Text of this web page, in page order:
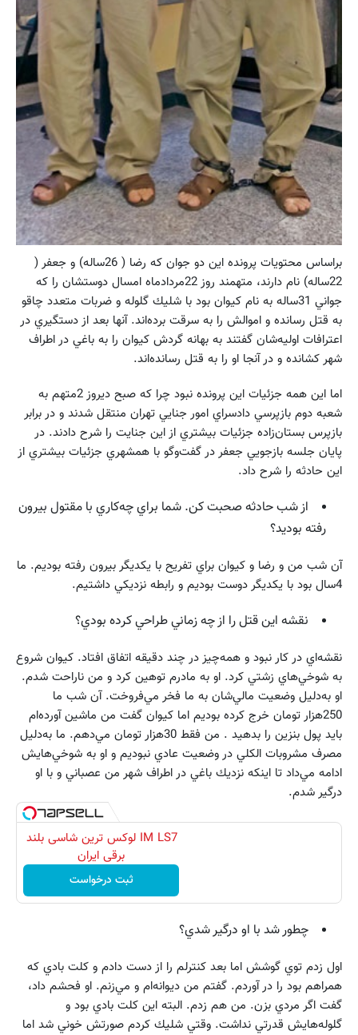
براساس محتويات پرونده اين دو جوان كه رضا ( 26ساله) و جعفر (
22ساله) نام دارند، متهمند روز 22مرداد‌ماه امسال دوستشان را كه
جواني 31ساله به نام كيوان بود با شليك گلوله و ضربات متعدد چاقو
به قتل رسانده و اموالش را به سرقت برده‌اند. آنها بعد از دستگيري در
اعترافات اوليه‌شان گفتند به بهانه گردش كيوان را به باغي در اطراف
شهر كشانده و در آنجا او را به قتل رسانده‌اند.
اما اين همه جزئيات اين پرونده نبود چرا كه صبح ديروز 2متهم به
شعبه دوم بازپرسي دادسراي امور جنايي تهران منتقل شدند و در برابر
بازپرس بستان‌زاده جزئيات بيشتري از اين جنايت را شرح دادند. در
پايان جلسه بازجويي جعفر در گفت‌وگو با همشهري جزئيات بيشتري از
اين حادثه را شرح داد.
از شب حادثه صحبت كن. شما براي چه‌كاري با مقتول بيرون
رفته بوديد؟
آن شب من و رضا و كيوان براي تفريح با يكديگر بيرون رفته بوديم. ما
4سال بود با يكديگر دوست بوديم و رابطه نزديكي داشتيم.
نقشه اين قتل را از چه زماني طراحي كرده بودي؟
نقشه‌اي در كار نبود و همه‌‌چيز در چند دقيقه اتفاق افتاد. كيوان شروع
به شوخي‌هاي زشتي كرد. او به مادرم توهين كرد و من ناراحت شدم.
او به‌دليل وضعيت مالي‌شان به ما فخر مي‌فروخت. آن شب ما
250هزار تومان خرج كرده بوديم اما كيوان گفت من ماشين آورده‌ام
بايد پول بنزين را بدهيد . من فقط 30هزار تومان ‌مي‌دهم. ما به‌دليل
مصرف مشروبات الكلي در وضعيت عادي نبوديم و او به شوخي‌هايش
ادامه مي‌داد تا اينكه نزديك باغي در اطراف شهر من عصباني و با او
درگير شدم.
IM LS7 لوکس ترین شاسی بلند
برقی ایران
ثبت درخواست
چطور شد با او درگير شدي؟
اول زدم توي گوشش اما بعد كنترلم را از دست دادم و كلت بادي كه
همراهم بود را در آوردم. گفتم من ديوانه‌ام و مي‌زنم. او فحشم داد،
گفت اگر مردي بزن. من هم زدم. البته اين كلت بادي بود و
گلوله‌هايش قدرتي نداشت. وقتي شليك كردم صورتش خوني شد اما